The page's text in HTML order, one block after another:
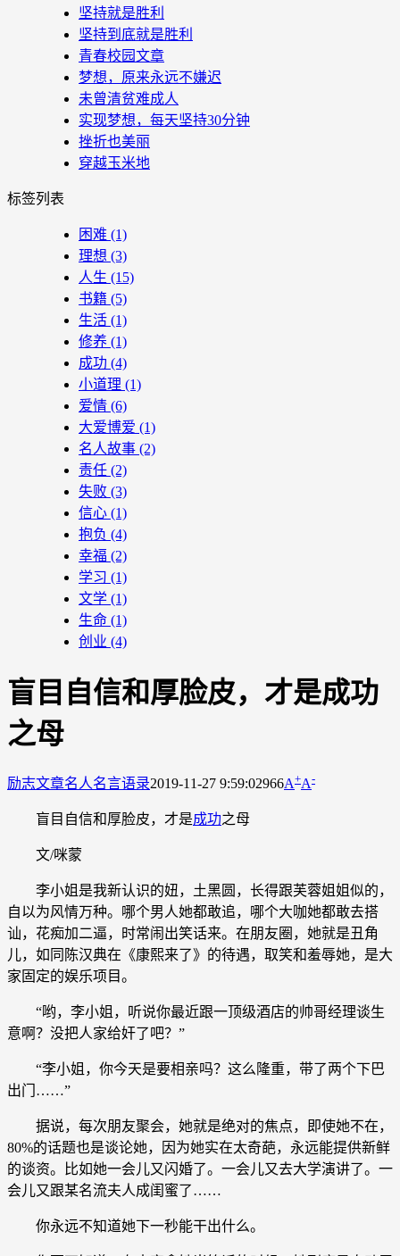
坚持就是胜利
坚持到底就是胜利
青春校园文章
梦想，原来永远不嫌迟
未曾清贫难成人
实现梦想，每天坚持30分钟
挫折也美丽
穿越玉米地
标签列表
困难 (1)
理想 (3)
人生 (15)
书籍 (5)
生活 (1)
修养 (1)
成功 (4)
小道理 (1)
爱情 (6)
大爱博爱 (1)
名人故事 (2)
责任 (2)
失败 (3)
信心 (1)
抱负 (4)
幸福 (2)
学习 (1)
文学 (1)
生命 (1)
创业 (4)
盲目自信和厚脸皮，才是成功
之母
励志文章名人名言语录2019-11-27 9:59:02966A+A-
盲目自信和厚脸皮，才是成功之母
文/咪蒙
李小姐是我新认识的妞，土黑圆，长得跟芙蓉姐姐似的，
自以为风情万种。哪个男人她都敢追，哪个大咖她都敢去搭
讪，花痴加二逼，时常闹出笑话来。在朋友圈，她就是丑角
儿，如同陈汉典在《康熙来了》的待遇，取笑和羞辱她，是大
家固定的娱乐项目。
“哟，李小姐，听说你最近跟一顶级酒店的帅哥经理谈生
意啊？没把人家给奸了吧？”
“李小姐，你今天是要相亲吗？这么隆重，带了两个下巴
出门……”
据说，每次朋友聚会，她就是绝对的焦点，即使她不在，
80%的话题也是谈论她，因为她实在太奇葩，永远能提供新鲜
的谈资。比如她一会儿又闪婚了。一会儿又去大学演讲了。一
会儿又跟某名流夫人成闺蜜了……
你永远不知道她下一秒能干出什么。